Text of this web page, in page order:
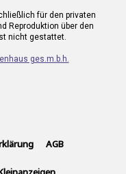
für den privaten
Reproduktion über den
nicht gestattet.
ges.m.b.h.
AGB